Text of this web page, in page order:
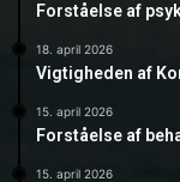
Forståelse af
18. april 2026
Vigtigheden af
15. april 2026
Forståelse af
15. april 2026